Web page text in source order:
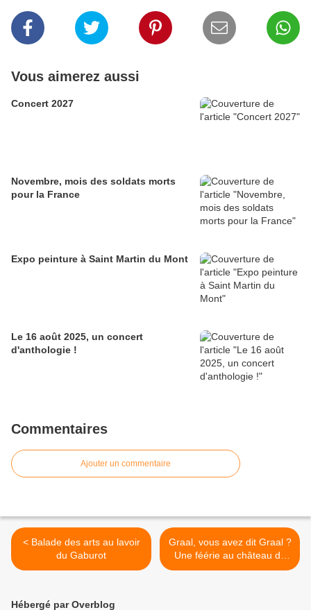
Vous aimerez aussi
Concert 2027
Novembre, mois des soldats morts
pour la France
Expo peinture à Saint Martin du Mont
Le 16 août 2025, un concert
d'anthologie !
Commentaires
Ajouter un commentaire
< Balade des arts au lavoir
du Gaburot
Graal, vous avez dit Graal ?
Une féérie au château de
Bohas >
Hébergé par Overblog